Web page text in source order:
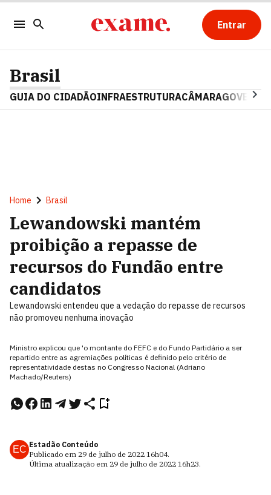
Entrar
Brasil
GUIA DO CIDADÃOINFRAESTRUTURACÂMARAGOVERNO
Home Brasil
Lewandowski mantém
proibição a repasse de
recursos do Fundão entre
candidatos
Lewandowski entendeu que a vedação do repasse de recursos
não promoveu nenhuma inovação
Ministro explicou que 'o montante do FEFC e do Fundo Partidário a ser
repartido entre as agremiações políticas é definido pelo critério de
representatividade destas no Congresso Nacional (Adriano
Machado/Reuters)
EC Estadão Conteúdo
Publicado em 29 de julho de 2022 16h04.
Última atualização em 29 de julho de 2022 16h23.